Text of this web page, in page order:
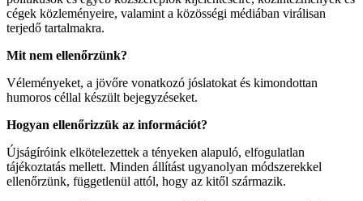
cégek közleményeire, valamint a közösségi médiában virálisan
terjedő tartalmakra.
Mit nem ellenőrzünk?
Véleményeket, a jövőre vonatkozó jóslatokat és kimondottan
humoros céllal készült bejegyzéseket.
Hogyan ellenőrizzük az információt?
Újságíróink elkötelezettek a tényeken alapuló, elfogulatlan
tájékoztatás mellett. Minden állítást ugyanolyan módszerekkel
ellenőrzünk, függetlenül attól, hogy az kitől származik.